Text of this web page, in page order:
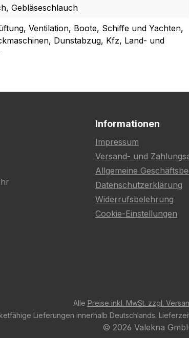
Gebläseschlauch
Ventilation, Boote, Schiffe und Yachten,
Dunstabzug, Kfz, Land- und
Informationen
Impressum
Versand- und
Allgemeine
Datenschutzerklärung
Widerrufsbelehrung
Cookie-Einstellungen
Alle Preise inkl. MwSt. zzgl.
Lieferungen innerhalb Deutschlands.
© 2026 Valekna